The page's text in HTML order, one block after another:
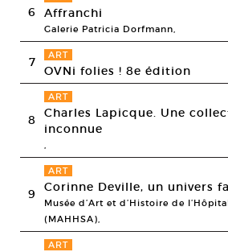
6 Affranchi
Galerie Patricia Dorfmann,
7 ART
OVNi folies ! 8e édition
8
ART
Charles Lapicque. Une
inconnue
,
9
ART
Corinne Deville, un univers
Musée d’Art et d’Histoire de
(MAHHSA),
ART